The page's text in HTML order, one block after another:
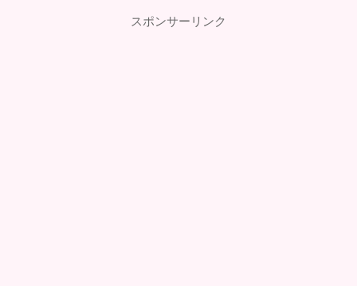
スポンサーリンク